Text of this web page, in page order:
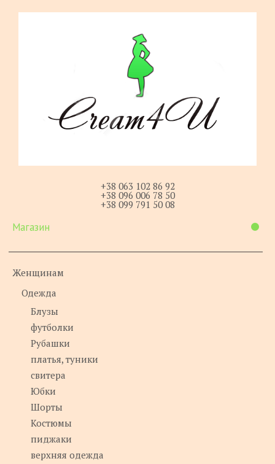
+38 063 102 86 92
+38 096 006 78 50
+38 099 791 50 08
Магазин
Женщинам
Одежда
Блузы
футболки
Рубашки
платья, туники
свитера
Юбки
Шорты
Костюмы
пиджаки
верхняя одежда